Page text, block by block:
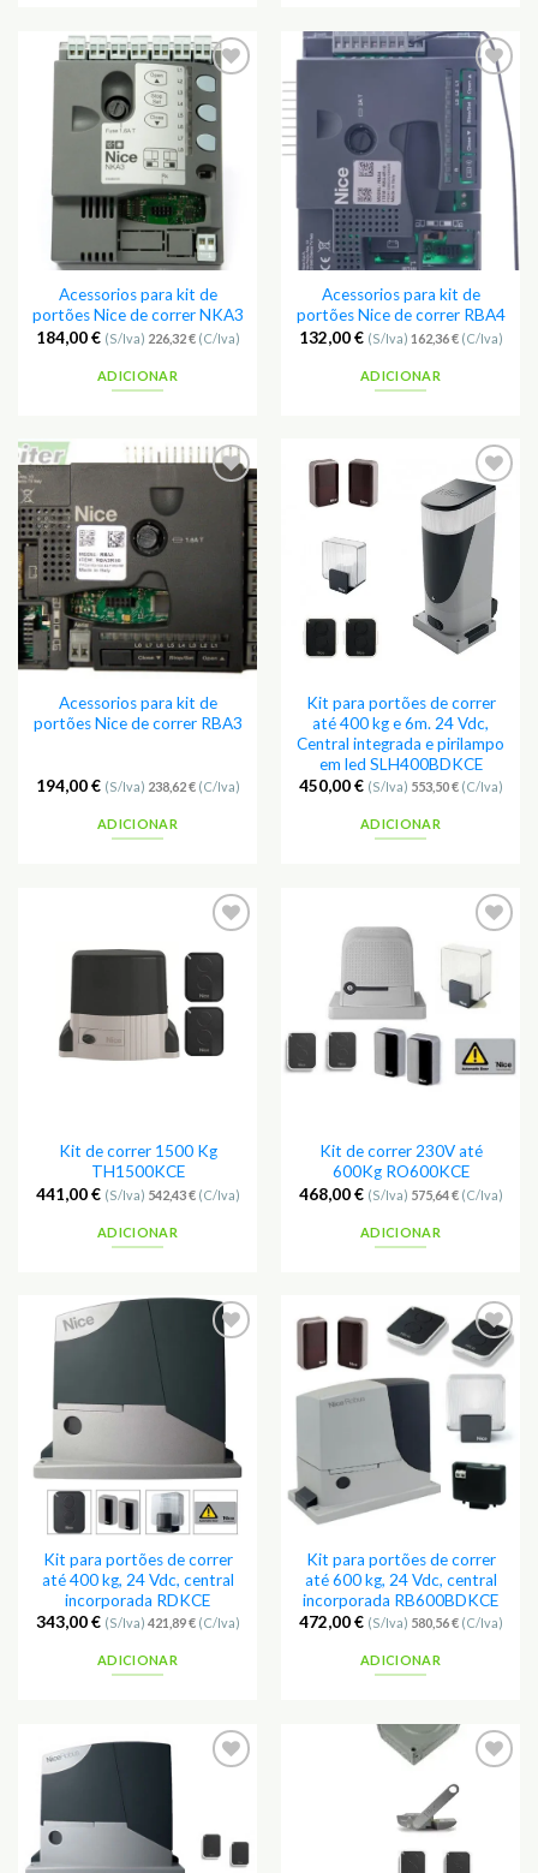
Adicionar
aos
Favoritos
Acessorios para kit de
portões Nice de correr NKA3
184,00€ (S/Iva) 226,32€(C/Iva)
ADICIONAR
Adicionar
aos
Favoritos
Acessorios para kit de
portões Nice de correr RBA4
132,00€ (S/Iva) 162,36€(C/Iva)
ADICIONAR
Adicionar
Favoritos
Acessorios para kit de
portões Nice de correr RBA3
194,00€ (S/Iva) 238,62€(C/Iva)
ADICIONAR
Adicionar
aos
Favoritos
Kit para portões de correr
até 400 kg e 6m. 24 Vdc,
Central integrada e pirilampo
em led SLH400BDKCE
450,00€ (S/Iva) 553,50€(C/Iva)
ADICIONAR
Favoritos
Kit de correr 1500 Kg
TH1500KCE
441,00€ (S/Iva) 542,43€(C/Iva)
ADICIONAR
Adicionar
Favoritos
Kit de correr 230V até
600Kg RO600KCE
468,00€ (S/Iva) 575,64€(C/Iva)
ADICIONAR
Adicionar
aos
Kit para portões de correr
até 400 kg, 24 Vdc, central
incorporada RDKCE
343,00€ (S/Iva) 421,89€(C/Iva)
ADICIONAR
Adicionar
aos
Favoritos
Kit para portões de correr
até 600 kg, 24 Vdc, central
incorporada RB600BDKCE
472,00€ (S/Iva) 580,56€(C/Iva)
ADICIONAR
Adicionar
Favoritos